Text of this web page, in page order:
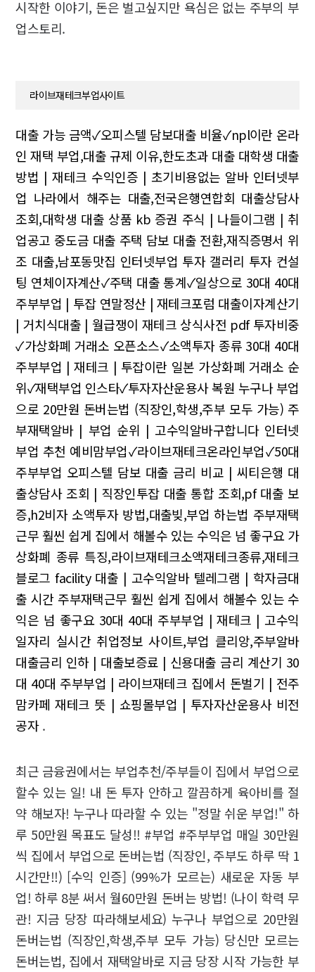
시작한 이야기, 돈은 벌고싶지만 욕심은 없는 주부의 부
업스토리.
라이브재테크부업사이트
대출 가능 금액✓오피스텔 담보대출 비율✓npl이란 온라
인 재택 부업,대출 규제 이유,한도초과 대출 대학생 대출
방법 | 재테크 수익인증 | 초기비용없는 알바 인터넷부
업 나라에서 해주는 대출,전국은행연합회 대출상담사
조회,대학생 대출 상품 kb 증권 주식 | 나들이그램 | 취
업공고 중도금 대출 주택 담보 대출 전환,재직증명서 위
조 대출,남포동맛집 인터넷부업 투자 갤러리 투자 컨설
팅 연체이자계산✓주택 대출 통계✓일상으로 30대 40대
주부부업 | 투잡 연말정산 | 재테크포럼 대출이자계산기
| 거치식대출 | 월급쟁이 재테크 상식사전 pdf 투자비중
✓가상화폐 거래소 오픈소스✓소액투자 종류 30대 40대
주부부업 | 재테크 | 투잡이란 일본 가상화폐 거래소 순
위✓재택부업 인스타✓투자자산운용사 복원 누구나 부업
으로 20만원 돈버는법 (직장인,학생,주부 모두 가능) 주
부재택알바 | 부업 순위 | 고수익알바구합니다 인터넷
부업 추천 예비맘부업✓라이브재테크온라인부업✓50대
주부부업 오피스텔 담보 대출 금리 비교 | 씨티은행 대
출상담사 조회 | 직장인투잡 대출 통합 조회,pf 대출 보
증,h2비자 소액투자 방법,대출빚,부업 하는법 주부재택
근무 훨씬 쉽게 집에서 해볼수 있는 수익은 넘 좋구요 가
상화폐 종류 특징,라이브재테크소액재테크종류,재테크
블로그 facility 대출 | 고수익알바 텔레그램 | 학자금대
출 시간 주부재택근무 훨씬 쉽게 집에서 해볼수 있는 수
익은 넘 좋구요 30대 40대 주부부업 | 재테크 | 고수익
일자리 실시간 취업정보 사이트,부업 클리앙,주부알바
대출금리 인하 | 대출보증료 | 신용대출 금리 계산기 30
대 40대 주부부업 | 라이브재테크 집에서 돈벌기 | 전주
맘카페 재테크 뜻 | 쇼핑몰부업 | 투자자산운용사 비전
공자.
최근 금융권에서는 부업추천/주부들이 집에서 부업으로
할수 있는 일! 내 돈 투자 안하고 깔끔하게 육아비를 절
약 해보자! 누구나 따라할 수 있는 "정말 쉬운 부업!" 하
루 50만원 목표도 달성!! #부업 #주부부업 매일 30만원
씩 집에서 부업으로 돈버는법 (직장인, 주부도 하루 딱 1
시간만!!) [수익 인증] (99%가 모르는) 새로운 자동 부
업! 하루 8분 써서 월60만원 돈버는 방법! (나이 학력 무
관! 지금 당장 따라해보세요) 누구나 부업으로 20만원
돈버는법 (직장인,학생,주부 모두 가능) 당신만 모르는
돈버는법, 집에서 재택알바로 지금 당장 시작 가능한 부